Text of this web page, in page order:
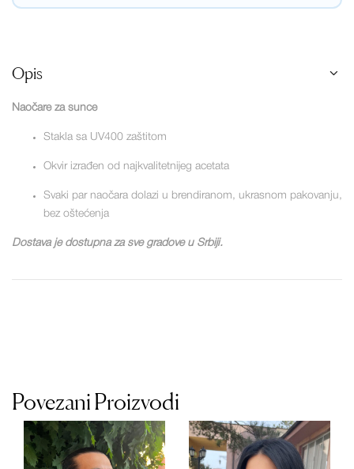
Opis
Naočare za sunce
Stakla sa UV400 zaštitom
Okvir izrađen od najkvalitetnijeg acetata
Svaki par naočara dolazi u brendiranom, ukrasnom pakovanju,
bez oštećenja
Dostava je dostupna za sve gradove u Srbiji.
Povezani Proizvodi